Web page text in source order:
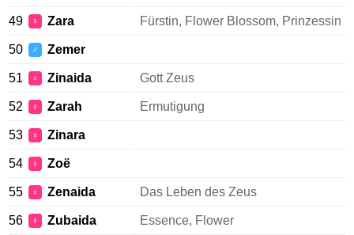
49 ♀ Zara Fürstin, Flower Blossom, Prinzessin
50 ♂ Zemer
51 ♀ Zinaida Gott Zeus
52 ♀ Zarah Ermutigung
53 ♀ Zinara
54 ♀ Zoë
55 ♀ Zenaida Das Leben des Zeus
56 ♀ Zubaida Essence, Flower